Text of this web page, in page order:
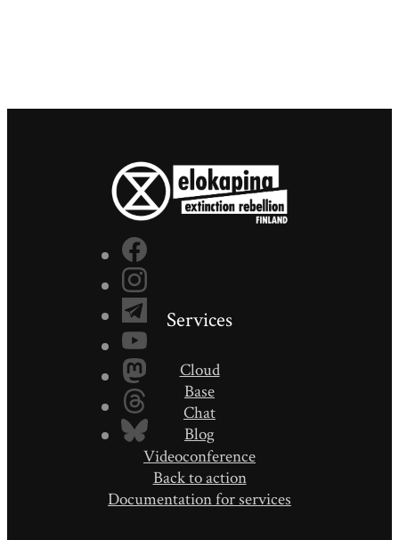
Services
Cloud
Base
Chat
Blog
Videoconference
Back to action
Documentation for services